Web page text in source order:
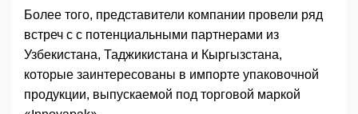
Более того, представители компании провели ряд
встреч с с потенциальными партнерами из
Узбекистана, Таджикистана и Кыргызстана,
которые заинтересованы в импорте упаковочной
продукции, выпускаемой под торговой маркой